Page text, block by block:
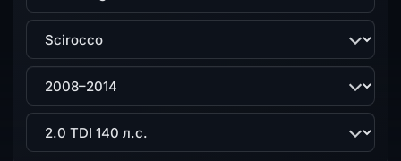
Модель
Поколение
Двигатель